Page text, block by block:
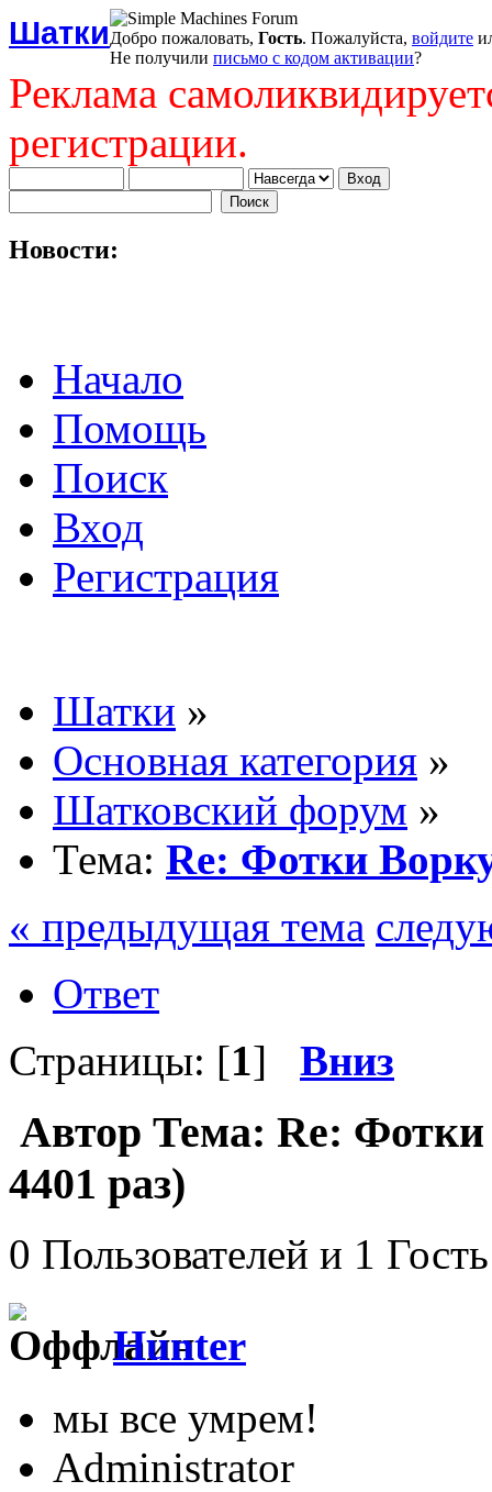
ШаткиДобро пожаловать, Гость. Пожалуйста, войдите
Не получили письмо с кодом активации?
Реклама
регистрации.
Новости:
Начало
Помощь
Поиск
Вход
Регистрация
Шатки »
Основная категория »
Шатковский форум »
Тема: Re: Фотки
« предыдущая тема
Ответ
Страницы: [1] Вниз
Автор Тема: Re:
4401 раз)
0 Пользователей и 1
Hunter
мы все умрем!
Administrator